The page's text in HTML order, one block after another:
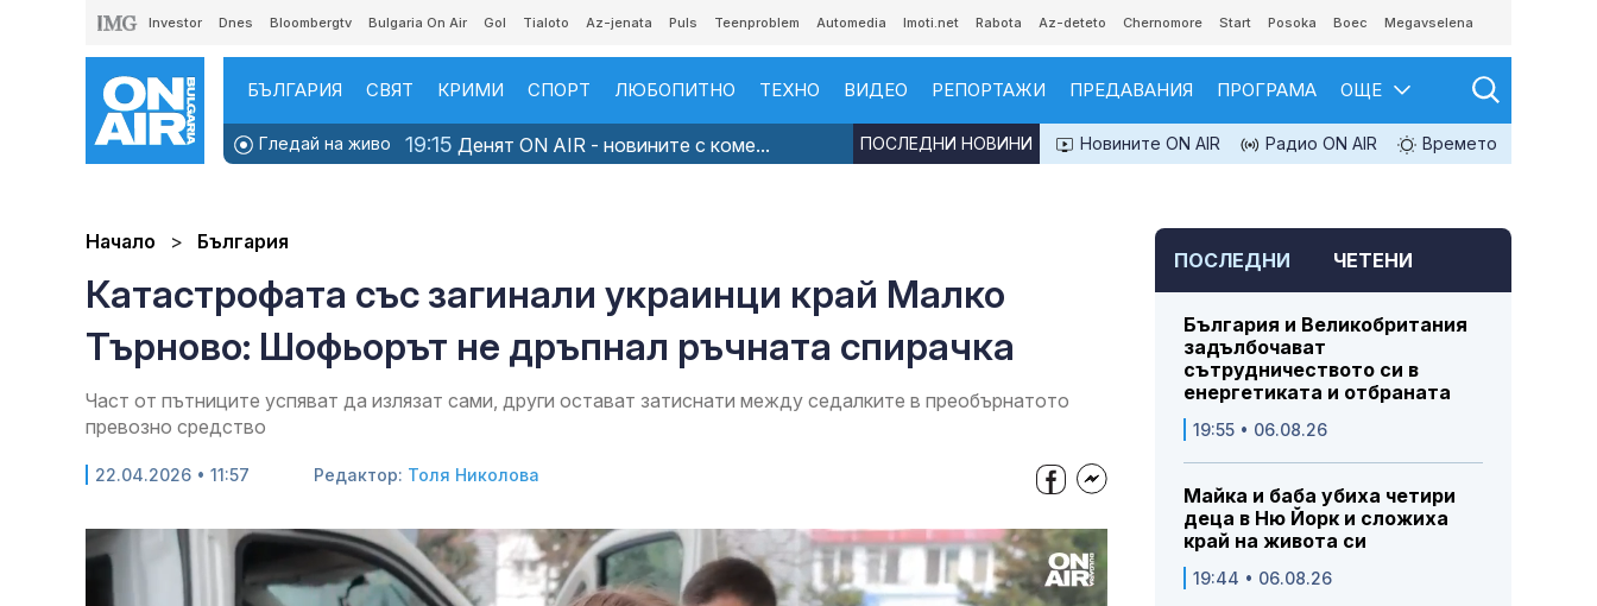
Investor Dnes Bloombergtv Bulgaria On Air Gol Tialoto Az-jenata Puls Teenproblem Automedia Imoti.net Rabota Az-deteto Chernomore Start Posoka Boec Megavselena
БЪЛГАРИЯ СВЯТ КРИМИ СПОРТ ЛЮБОПИТНО ТЕХНО ВИДЕО РЕПОРТАЖИ ПРЕДАВАНИЯ ПРОГРАМА ОЩЕ
Гледай на живо 19:15 Денят ON AIR - новините с коме... Новините ON AIR Радио ON AIR Времето
ПОСЛЕДНИ НОВИНИ
Начало България
Катастрофата със загинали украинци край Малко
Търново: Шофьорът не дръпнал ръчната спирачка
Част от пътниците успяват да излязат сами, други остават затиснати между седалките в преобърнатото
превозно средство
22.04.2026 • 11:57 Редактор: Толя Николова
ПОСЛЕДНИ ЧЕТЕНИ
България и Великобритания
задълбочават
сътрудничеството си в
енергетиката и отбраната
19:55 • 06.08.26
Майка и баба убиха четири
деца в Ню Йорк и сложиха
край на живота си
19:44 • 06.08.26